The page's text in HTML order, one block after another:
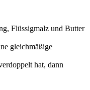
Flüssigmalz und Butter
gleichmäßige
hat, dann